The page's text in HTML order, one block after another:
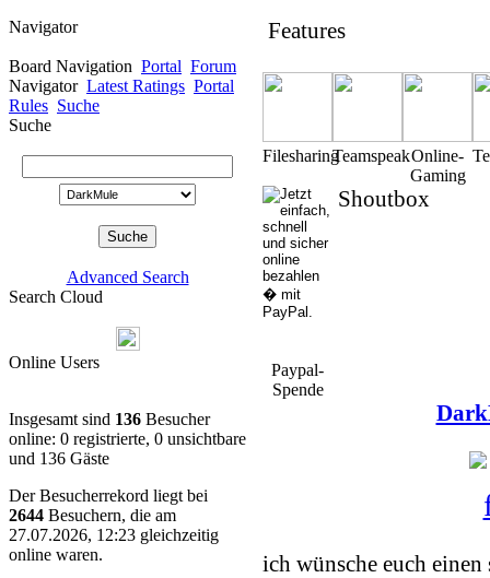
Navigator
Board Navigation Portal Forum
Navigator Latest Ratings Portal
Rules Suche
Suche
Advanced Search
Search Cloud
Online Users
Insgesamt sind 136 Besucher
online: 0 registrierte, 0 unsichtbare
und 136 Gäste
Der Besucherrekord liegt bei
2644 Besuchern, die am
27.07.2026, 12:23 gleichzeitig
online waren.
Features
FilesharingTeamspeakOnline-
Gaming
Paypal-
Spende
Shoutbox
ich wünsche euch